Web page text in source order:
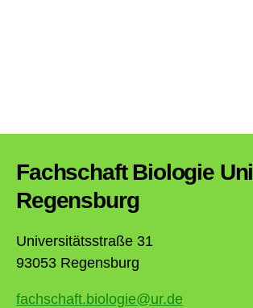
Fachschaft Biologie Uni
Regensburg
Universitätsstraße 31
93053 Regensburg
fachschaft.biologie@ur.de